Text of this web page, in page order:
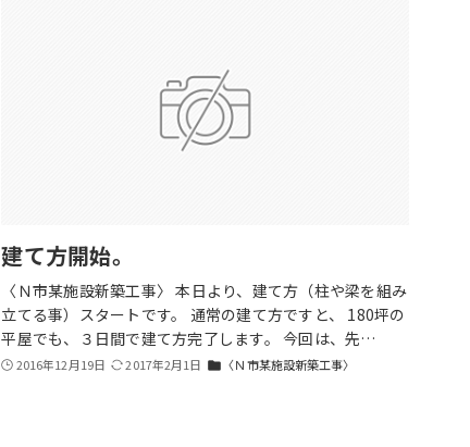
建て方開始。
〈Ｎ市某施設新築工事〉 本日より、建て方（柱や梁を組み
立てる事）スタートです。 通常の建て方ですと、 180坪の
平屋でも、３日間で建て方完了します。 今回は、先…
2016年12月19日 2017年2月1日 folder 〈Ｎ市某施設新築工事〉